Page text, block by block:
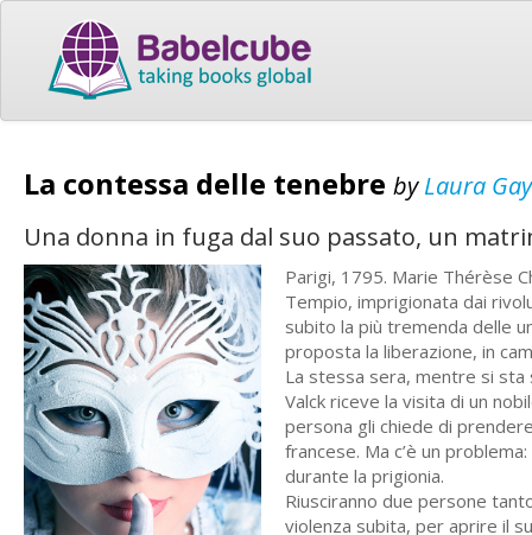
La contessa delle tenebre byLaura Gay
Una donna in fuga dal suo passato, un
Parigi, 1795. Marie Thérèse
Tempio, imprigionata dai
subito la più tremenda delle
proposta la liberazione, in
La stessa sera, mentre si
Valck riceve la visita di un
persona gli chiede di
francese. Ma c’è un
durante la prigionia.
Riusciranno due persone
violenza subita, per aprire il